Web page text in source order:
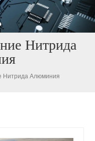
Нитрида
Нитрида Алюминия